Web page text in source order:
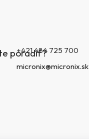
poradiť?
+421 484 725 700
micronix@micronix.sk